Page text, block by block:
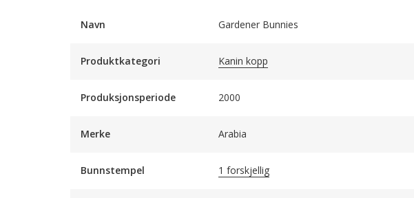
Navn Gardener Bunnies
Produktkategori Kanin kopp
Produksjonsperiode 2000
Merke Arabia
Bunnstempel 1 forskjellig